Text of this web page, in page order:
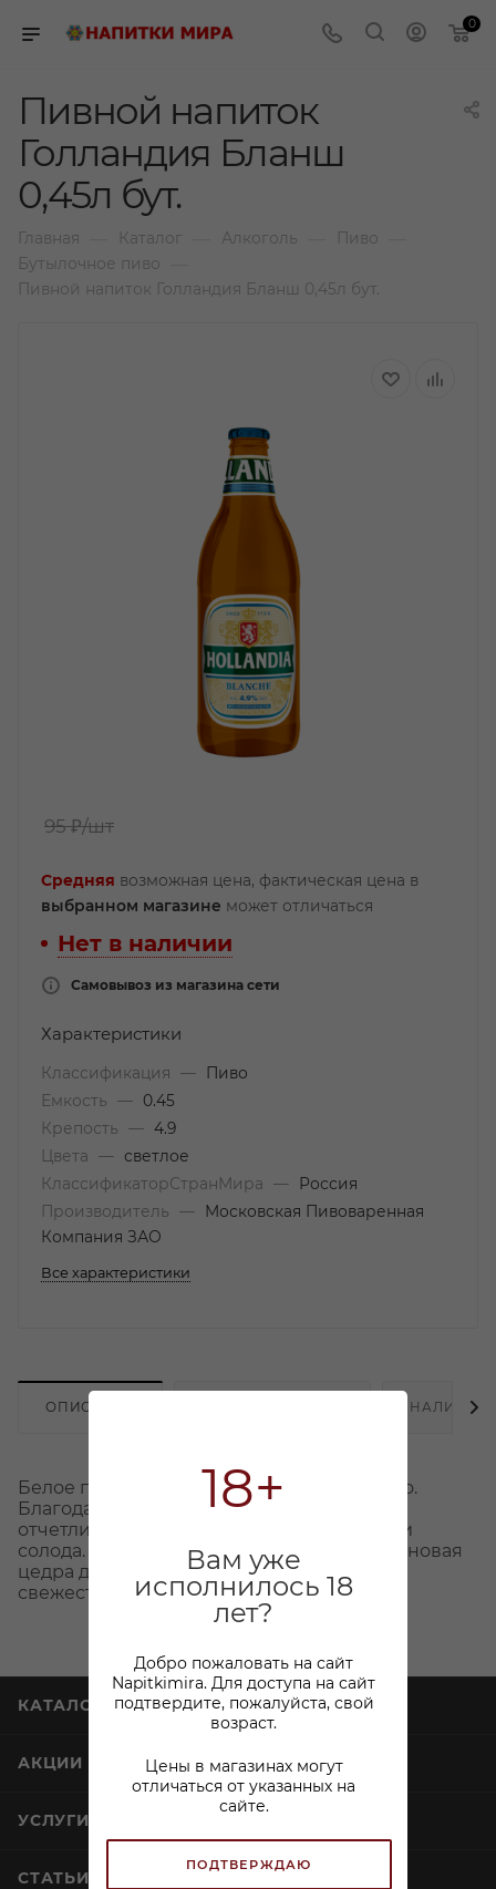
18+
Вам уже
исполнилось 18
лет?
Добро пожаловать на сайт
Napitkimira. Для доступа на сайт
подтвердите, пожалуйста, свой
возраст.
Цены в магазинах могут
отличаться от указанных на
сайте.
ПОДТВЕРЖДАЮ
0
Пивной напиток
Голландия Бланш
0,45л бут.
Главная Каталог Алкоголь Пиво
Бутылочное пиво
Пивной напиток Голландия Бланш 0,45л бут.
95 ₽/шт
Средняя возможная цена, фактическая цена в
выбранном магазине может отличаться
Нет в наличии
Самовывоз из магазина сети
Характеристики
Классификация —
Пиво
Емкость
—
0.45
Крепость
— 4.9
Цвета
—
светлое
КлассификаторСтранМира
—
Россия
Производитель
—
Московская Пивоваренная
Компания ЗАО
Все характеристики
ОПИСАНИЕ НАЛИЧИЕ
Белое пшеничное нефильтрованное пиво.
Благодаря пшенице в составе, в напитке
отчетливо заметны нотки свежего хлеба и
солода. Натуральный кориандр и апельсиновая
цедра добавляют пряности и цитрусовой
свежести, ячмень дает привкус солода.
КАТАЛОГ
АКЦИИ
УСЛУГИ
СТАТЬИ